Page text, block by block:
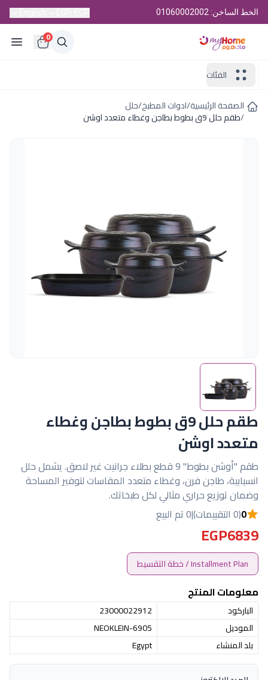
الخط الساخن: 01060002002
0
الفئات
الصفحة الرئيسية/ادوات المطبخ/حلل
/طقم حلل 9ق بطوط بطاجن وغطاء متعدد اوشن
طقم حلل 9ق بطوط بطاجن وغطاء
متعدد اوشن
طقم "أوشن بطوط" 9 قطع بطلاء جرانيت غير لاصق. يشمل حلل
انسيابية، طاجن فرن، وغطاء متعدد المقاسات لتوفير المساحة
وضمان توزيع حراري مثالي لكل طبخاتك.
0(0 التقييمات) |0 تم البيع
EGP6839
Installment Plan / خطة التقسيط
معلومات المنتج
الباركود
23000022912
الموديل
NEOKLEIN-6905
بلد المنشاء
Egypt